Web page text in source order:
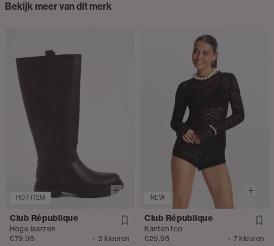
Bekijk meer van dit merk
HOT ITEM
Club République
Hoge laarzen
€79.95
+ 2 kleuren
NEW
Club République
Kanten top
€29.95
+ 7 kleuren